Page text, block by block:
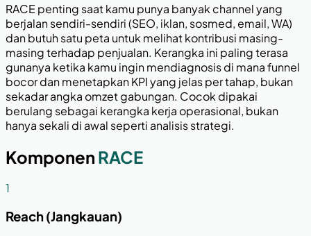
RACE penting saat kamu punya banyak channel yang
berjalan sendiri-sendiri (SEO, iklan, sosmed, email, WA)
dan butuh satu peta untuk melihat kontribusi masing-
masing terhadap penjualan. Kerangka ini paling terasa
gunanya ketika kamu ingin mendiagnosis di mana funnel
bocor dan menetapkan KPI yang jelas per tahap, bukan
sekadar angka omzet gabungan. Cocok dipakai
berulang sebagai kerangka kerja operasional, bukan
hanya sekali di awal seperti analisis strategi.
Komponen RACE
1
Reach (Jangkauan)